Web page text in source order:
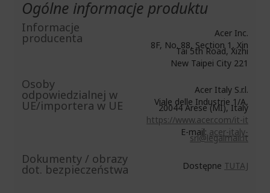
Ogólne informacje produktu
Informacje
producenta
Acer Inc.
8F, No. 88, Section 1, Xin
Tai 5th Road, Xizhi
New Taipei City 221
Osoby
odpowiedzialnej w
UE/importera w UE
Acer Italy S.r.l.
Viale delle Industrie 1/A,
20044 Arese (MI), Italy
https://www.acer.com/it-it
E-mail:acer-italy-
srl@legalmail.it
Dokumenty / obrazy
dot. bezpieczeństwa Dostępne TUTAJ